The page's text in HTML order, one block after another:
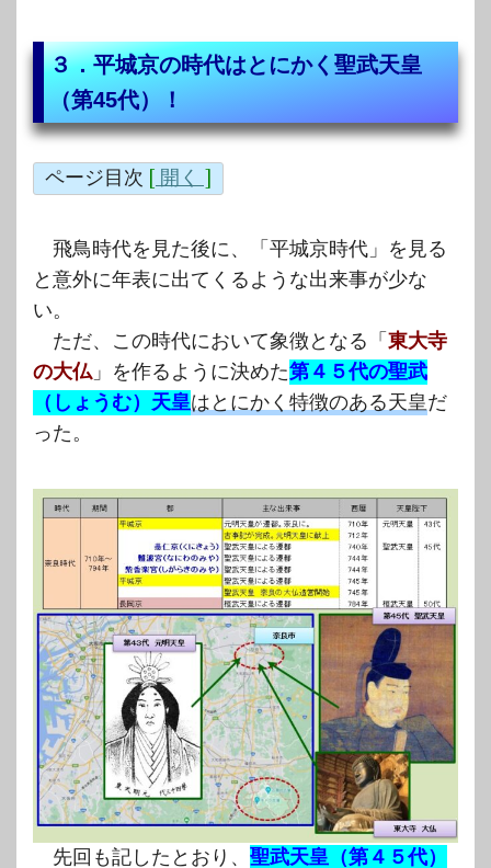
３．平城京の時代はとにかく聖武天皇
（第45代）！
ページ目次 [ 開く ]
飛鳥時代を見た後に、「平城京時代」を見る
と意外に年表に出てくるような出来事が少な
い。
ただ、この時代において象徴となる「東大寺
の大仏」を作るように決めた第４５代の聖武
（しょうむ）天皇はとにかく特徴のある天皇だ
った。
先回も記したとおり、 聖武天皇（第４５代）